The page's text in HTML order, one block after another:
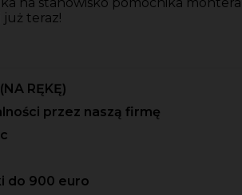
na stanowisko pomocnika
teraz!
(NA RĘKĘ)
przez naszą firmę
do 900 euro